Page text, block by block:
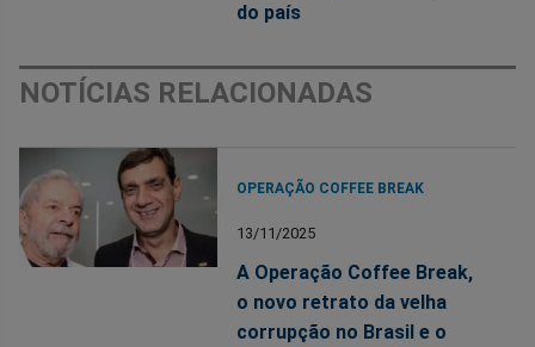
do país
NOTÍCIAS RELACIONADAS
OPERAÇÃO COFFEE BREAK
13/11/2025
A Operação Coffee Break,
o novo retrato da velha
corrupção no Brasil e o